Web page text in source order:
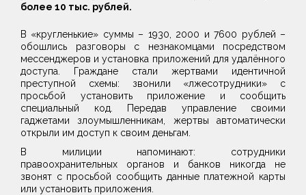
более 10 тыс. рублей.
В «кругленькие» суммы – 1930, 2000 и 7600 рублей –
обошлись разговоры с незнакомцами посредством
мессенджеров и установка приложений для удалённого
доступа. Граждане стали жертвами идентичной
преступной схемы: звонили «лжесотрудники» с
просьбой установить приложение и сообщить
специальный код. Передав управление своими
гаджетами злоумышленникам, жертвы автоматически
открыли им доступ к своим деньгам.
В милиции напоминают: сотрудники
правоохранительных органов и банков никогда не
звонят с просьбой сообщить данные платежной карты
или установить приложения.